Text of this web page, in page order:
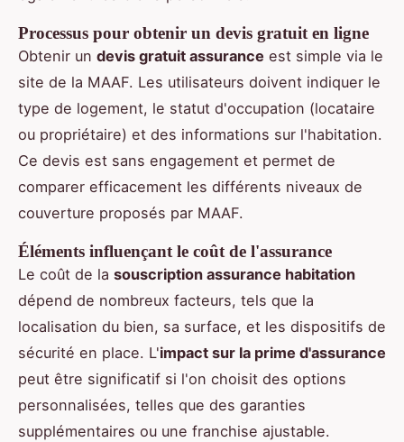
Processus pour obtenir un devis gratuit en ligne
Obtenir un devis gratuit assurance est simple via le
site de la MAAF. Les utilisateurs doivent indiquer le
type de logement, le statut d'occupation (locataire
ou propriétaire) et des informations sur l'habitation.
Ce devis est sans engagement et permet de
comparer efficacement les différents niveaux de
couverture proposés par MAAF.
Éléments influençant le coût de l'assurance
Le coût de la souscription assurance habitation
dépend de nombreux facteurs, tels que la
localisation du bien, sa surface, et les dispositifs de
sécurité en place. L'impact sur la prime d'assurance
peut être significatif si l'on choisit des options
personnalisées, telles que des garanties
supplémentaires ou une franchise ajustable.